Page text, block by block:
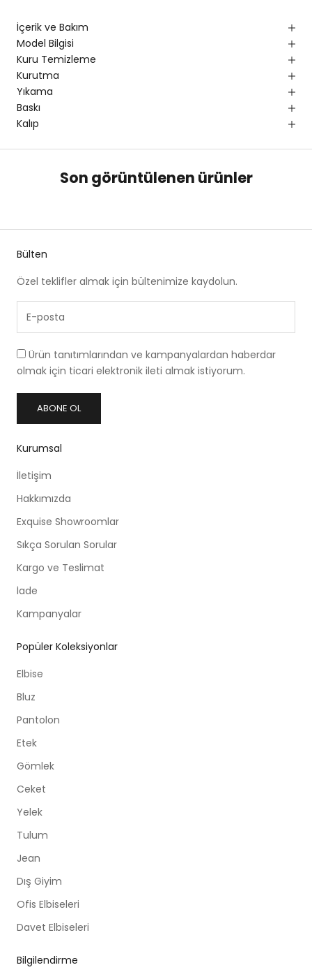
İçerik ve Bakım
Model Bilgisi
Kuru Temizleme
Kurutma
Yıkama
Baskı
Kalıp
Son görüntülenen ürünler
Bülten
Özel teklifler almak için bültenimize kaydolun.
Ürün tanıtımlarından ve kampanyalardan haberdar
olmak için ticari elektronik ileti almak istiyorum.
ABONE OL
Kurumsal
İletişim
Hakkımızda
Exquise Showroomlar
Sıkça Sorulan Sorular
Kargo ve Teslimat
İade
Kampanyalar
Popüler Koleksiyonlar
Elbise
Bluz
Pantolon
Etek
Gömlek
Ceket
Yelek
Tulum
Jean
Dış Giyim
Ofis Elbiseleri
Davet Elbiseleri
Bilgilendirme